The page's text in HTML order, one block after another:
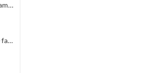
Rétrospective de l'œuvre de Peter Kuhn à l'Espace André Chamson. Exposition consacrée à Vauban à l'OFFICE DE TOURISME. Présentation de saison hors les murs du cratère
Exposition "Dessins à dessin" par l'association ARTOPI au 20 faubourg du Soleil